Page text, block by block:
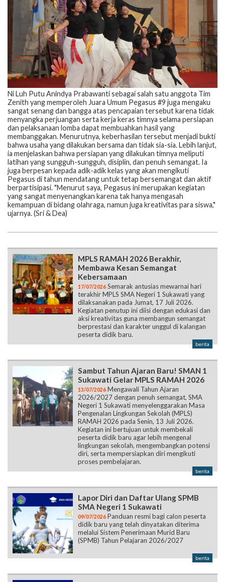
Ni Luh Putu Anindya Prabawanti sebagai salah satu anggota Tim
Zenith yang memperoleh Juara Umum Pegasus #9 juga mengaku
sangat senang dan bangga atas pencapaian tersebut karena tidak
menyangka perjuangan serta kerja keras timnya selama persiapan
dan pelaksanaan lomba dapat membuahkan hasil yang
membanggakan. Menurutnya, keberhasilan tersebut menjadi bukti
bahwa usaha yang dilakukan bersama dan tidak sia-sia. ‎Lebih lanjut,
ia menjelaskan bahwa persiapan yang dilakukan timnya meliputi
latihan yang sungguh-sungguh, disiplin, dan penuh semangat. Ia
juga berpesan kepada adik-adik kelas yang akan mengikuti
Pegasus di tahun mendatang untuk tetap bersemangat dan aktif
berpartisipasi. "Menurut saya, Pegasus ini merupakan kegiatan
yang sangat menyenangkan karena tak hanya mengasah
kemampuan di bidang olahraga, namun juga kreativitas para siswa,"
ujarnya. (Sri & Dea)
MPLS RAMAH 2026 Berakhir,
Membawa Kesan Semangat
Kebersamaan
17/07/2026 Semarak antusias mewarnai hari
terakhir MPLS SMA Negeri 1 Sukawati yang
dilaksanakan pada Jumat, 17 Juli 2026.
Kegiatan penutup ini diisi dengan edukasi dan
aksi kreativitas guna membangun semangat
berprestasi dan karakter unggul di kalangan
peserta didik baru.
berita
Sambut Tahun Ajaran Baru! SMAN 1
Sukawati Gelar MPLS RAMAH 2026
13/07/2026 Mengawali Tahun Ajaran
2026/2027 dengan penuh semangat, SMA
Negeri 1 Sukawati menyelenggarakan Masa
Pengenalan Lingkungan Sekolah (MPLS)
RAMAH 2026 pada Senin, 13 Juli 2026.
Kegiatan ini bertujuan untuk membekali
peserta didik baru agar lebih mengenal
lingkungan sekolah, mengembangkan potensi
diri, serta mempersiapkan diri mengikuti
proses pembelajaran.
berita
Lapor Diri dan Daftar Ulang SPMB
SMA Negeri 1 Sukawati
09/07/2026 Panduan resmi bagi calon peserta
didik baru yang telah dinyatakan diterima
melalui Sistem Penerimaan Murid Baru
(SPMB) Tahun Pelajaran 2026/2027
berita